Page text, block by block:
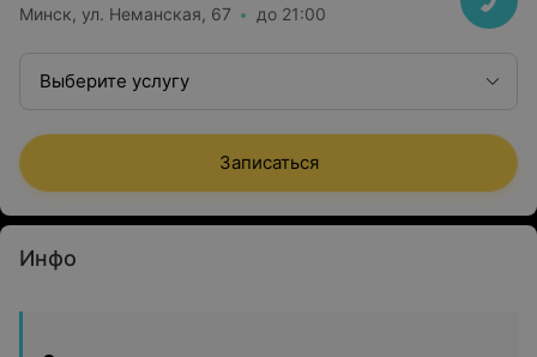
Минск, ул. Неманская, 67 до 21:00
Выберите услугу
Записаться
Инфо